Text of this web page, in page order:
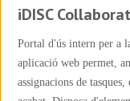
iDISC
Portal d'ús intern per a
aplicació web permet,
assignacions de